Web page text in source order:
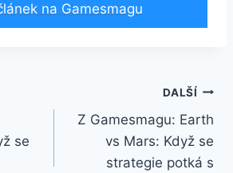
na Gamesmagu
se
DALŠÍ
Z Gamesmagu: Earth
vs Mars: Když se
strategie potká s